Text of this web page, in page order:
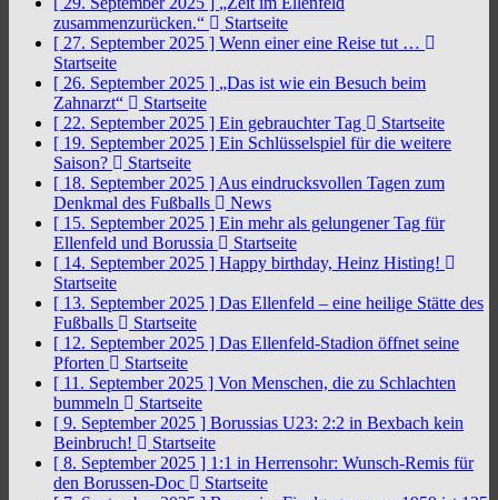
zusammenzurücken.“
Startseite
[ 27. September 2025 ] Wenn einer eine Reise tut …
Startseite
[ 26. September 2025 ] „Das ist wie ein Besuch beim
Zahnarzt“
Startseite
[ 22. September 2025 ] Ein gebrauchter Tag
Startseite
[ 19. September 2025 ] Ein Schlüsselspiel für die weitere
Saison?
Startseite
[ 18. September 2025 ] Aus eindrucksvollen Tagen zum
Denkmal des Fußballs
News
[ 15. September 2025 ] Ein mehr als gelungener Tag für
Ellenfeld und Borussia
Startseite
[ 14. September 2025 ] Happy birthday, Heinz Histing!
Startseite
[ 13. September 2025 ] Das Ellenfeld – eine heilige Stätte des
Fußballs
Startseite
[ 12. September 2025 ] Das Ellenfeld-Stadion öffnet seine
Pforten
Startseite
[ 11. September 2025 ] Von Menschen, die zu Schlachten
bummeln
Startseite
[ 9. September 2025 ] Borussias U23: 2:2 in Bexbach kein
Beinbruch!
Startseite
[ 8. September 2025 ] 1:1 in Herrensohr: Wunsch-Remis für
den Borussen-Doc
Startseite